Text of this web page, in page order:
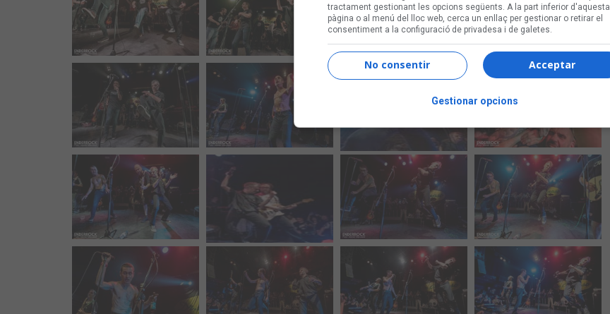
tractament gestionant les opcions següents. A la part inferior d'aquesta
pàgina o al menú del lloc web, cerca un enllaç per gestionar o retirar el
consentiment a la configuració de privadesa i de galetes.
Acceptar
No consentir
Gestionar opcions